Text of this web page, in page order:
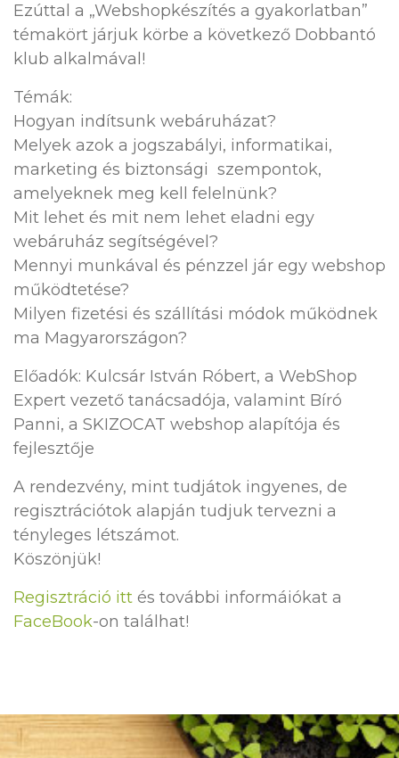
Ezúttal a „Webshopkészítés a gyakorlatban”
témakört járjuk körbe a következő Dobbantó
klub alkalmával!
Témák:
Hogyan indítsunk webáruházat?
Melyek azok a jogszabályi, informatikai,
marketing és biztonsági szempontok,
amelyeknek meg kell felelnünk?
Mit lehet és mit nem lehet eladni egy
webáruház segítségével?
Mennyi munkával és pénzzel jár egy webshop
működtetése?
Milyen fizetési és szállítási módok működnek
ma Magyarországon?
Előadók: Kulcsár István Róbert, a WebShop
Expert vezető tanácsadója, valamint Bíró
Panni, a SKIZOCAT webshop alapítója és
fejlesztője
A rendezvény, mint tudjátok ingyenes, de
regisztrációtok alapján tudjuk tervezni a
tényleges létszámot.
Köszönjük!
Regisztráció itt és további informáiókat a
FaceBook-on találhat!